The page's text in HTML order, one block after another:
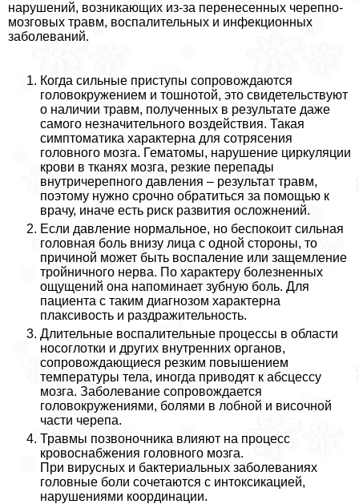
нарушений, возникающих из-за перенесенных черепно-
мозговых травм, воспалительных и инфекционных
заболеваний.
Когда сильные приступы сопровождаются
головокружением и тошнотой, это свидетельствуют
о наличии травм, полученных в результате даже
самого незначительного воздействия. Такая
симптоматика хаpaктерна для сотрясения
головного мозга. Гематомы, нарушение циркуляции
крови в тканях мозга, резкие перепады
внутричерепного давления – результат травм,
поэтому нужно срочно обратиться за помощью к
врачу, иначе есть риск развития осложнений.
Если давление нормальное, но беспокоит сильная
головная боль внизу лица с одной стороны, то
причиной может быть воспаление или защемление
тройничного нерва. По хаpaктеру болезненных
ощущений она напоминает зубную боль. Для
пациента с таким диагнозом хаpaктерна
плаксивость и раздражительность.
Длительные воспалительные процессы в области
носоглотки и других внутренних органов,
сопровождающиеся резким повышением
температуры тела, иногда приводят к абсцессу
мозга. Заболевание сопровождается
головокружениями, болями в лобной и височной
части черепа.
Травмы позвоночника влияют на процесс
кровоснабжения головного мозга.
При вирусных и бактериальных заболеваниях
головные боли сочетаются с интоксикацией,
нарушениями координации.